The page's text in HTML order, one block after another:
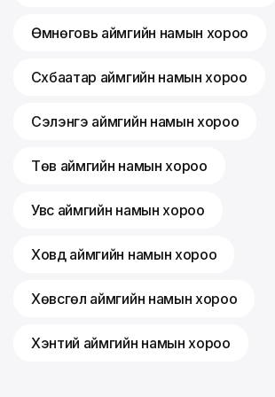
Өмнөговь аймгийн намын хороо
Сүхбаатар аймгийн намын хороо
Сэлэнгэ аймгийн намын хороо
Төв аймгийн намын хороо
Увс аймгийн намын хороо
Ховд аймгийн намын хороо
Хөвсгөл аймгийн намын хороо
Хэнтий аймгийн намын хороо